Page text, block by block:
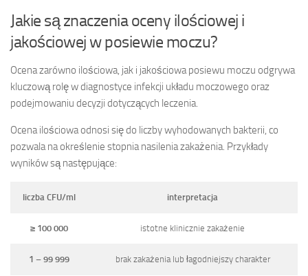
Jakie są znaczenia oceny ilościowej i
jakościowej w posiewie moczu?
Ocena zarówno ilościowa, jak i jakościowa posiewu moczu odgrywa
kluczową rolę w diagnostyce infekcji układu moczowego oraz
podejmowaniu decyzji dotyczących leczenia.
Ocena ilościowa odnosi się do liczby wyhodowanych bakterii, co
pozwala na określenie stopnia nasilenia zakażenia. Przykłady
wyników są następujące:
liczba CFU/ml interpretacja
≥ 100 000 istotne klinicznie zakażenie
1 – 99 999 brak zakażenia lub łagodniejszy charakter